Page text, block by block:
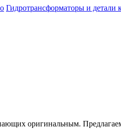
Гидротрансформаторы и детали
оригинальным.